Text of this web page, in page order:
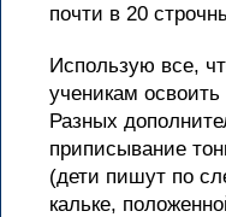
почти в 20
Использую все,
ученикам
Разных
приписывание
(дети пишут по
кальке,